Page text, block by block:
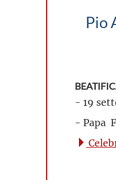
Pio
- 19
- Papa